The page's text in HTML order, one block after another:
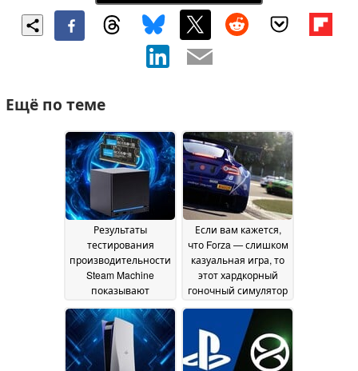
Ещё по теме
Результаты
тестирования
производительности
Steam Machine
показывают
производительности
на 20 % при
отсутствии
двухканальной
Если вам кажется,
что Forza — слишком
казуальная игра, то
этот хардкорный
гоночный симулятор
приобрести в Steam
всего за 4 доллара29
June 2026